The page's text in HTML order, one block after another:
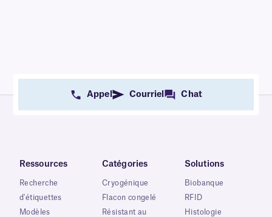
Appel Courriel Chat
Ressources
Recherche
d'étiquettes
Modèles
Catégories
Cryogénique
Flacon congelé
Résistant au
Solutions
Biobanque
RFID
Histologie